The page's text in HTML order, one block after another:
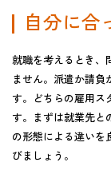
自分に合
就職を考えるとき、
ません。派遣か請負
す。どちらの雇用ス
す。まずは就業先と
の形態による違いを
びましょう。